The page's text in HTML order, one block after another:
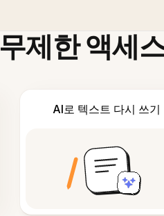
제한 액세
AI로 텍스트 다시 쓰기